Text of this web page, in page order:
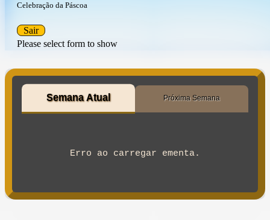
Celebração da Páscoa
Please select form to show
Sair
Semana Atual Próxima Semana
Erro ao carregar ementa.